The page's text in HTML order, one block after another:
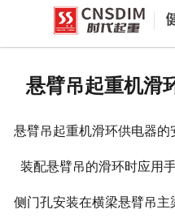
悬臂吊起重机滑
悬臂吊起重机滑环供电器的
装配悬臂吊的滑环时应用
侧门孔安装在横梁悬臂吊